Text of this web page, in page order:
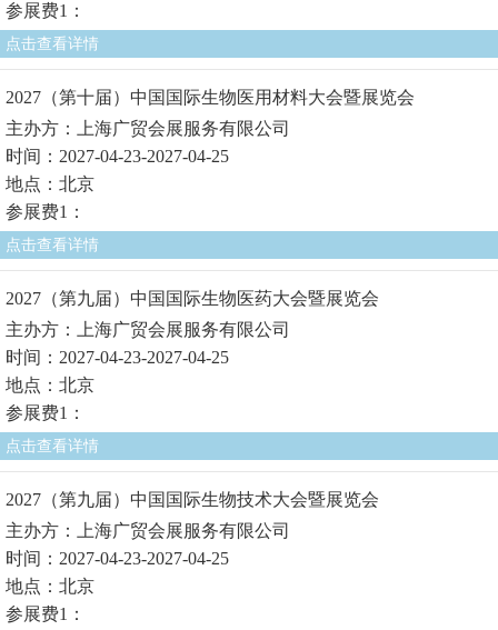
参展费1：
点击查看详情
2027（第十届）中国国际生物医用材料大会暨展览会
主办方：上海广贸会展服务有限公司
时间：2027-04-23-2027-04-25
地点：北京
参展费1：
点击查看详情
2027（第九届）中国国际生物医药大会暨展览会
主办方：上海广贸会展服务有限公司
时间：2027-04-23-2027-04-25
地点：北京
参展费1：
点击查看详情
2027（第九届）中国国际生物技术大会暨展览会
主办方：上海广贸会展服务有限公司
时间：2027-04-23-2027-04-25
地点：北京
参展费1：